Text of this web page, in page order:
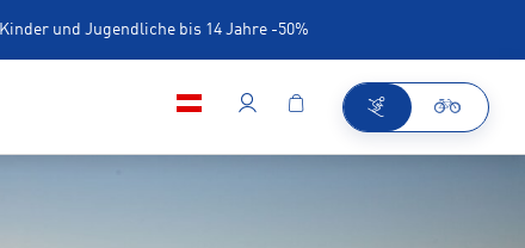
Kinder und Jugendliche bis 14 Jahre -50%